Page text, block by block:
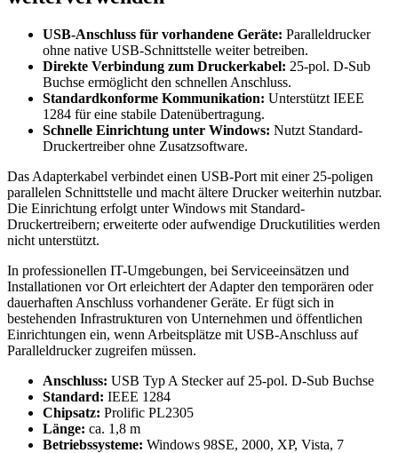
USB-Anschluss für vorhandene Geräte: Paralleldrucker
ohne native USB-Schnittstelle weiter betreiben.
Direkte Verbindung zum Druckerkabel: 25-pol. D-Sub
Buchse ermöglicht den schnellen Anschluss.
Standardkonforme Kommunikation: Unterstützt IEEE
1284 für eine stabile Datenübertragung.
Schnelle Einrichtung unter Windows: Nutzt Standard-
Druckertreiber ohne Zusatzsoftware.
Das Adapterkabel verbindet einen USB-Port mit einer 25-poligen
parallelen Schnittstelle und macht ältere Drucker weiterhin nutzbar.
Die Einrichtung erfolgt unter Windows mit Standard-
Druckertreibern; erweiterte oder aufwendige Druckutilities werden
nicht unterstützt.
In professionellen IT-Umgebungen, bei Serviceeinsätzen und
Installationen vor Ort erleichtert der Adapter den temporären oder
dauerhaften Anschluss vorhandener Geräte. Er fügt sich in
bestehenden Infrastrukturen von Unternehmen und öffentlichen
Einrichtungen ein, wenn Arbeitsplätze mit USB-Anschluss auf
Paralleldrucker zugreifen müssen.
Anschluss: USB Typ A Stecker auf 25-pol. D-Sub Buchse
Standard: IEEE 1284
Chipsatz: Prolific PL2305
Länge: ca. 1,8 m
Betriebssysteme: Windows 98SE, 2000, XP, Vista, 7